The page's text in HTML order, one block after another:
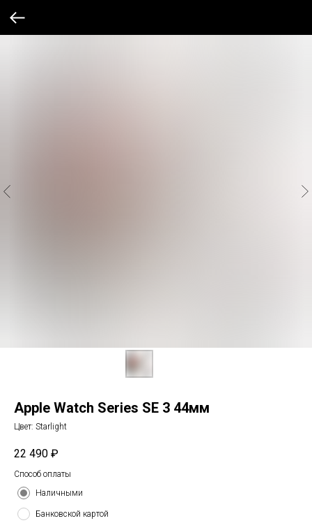
Apple Watch Series SE 3 44мм
Цвет: Starlight
22 490 ₽
Способ оплаты
Наличными
Банковской картой